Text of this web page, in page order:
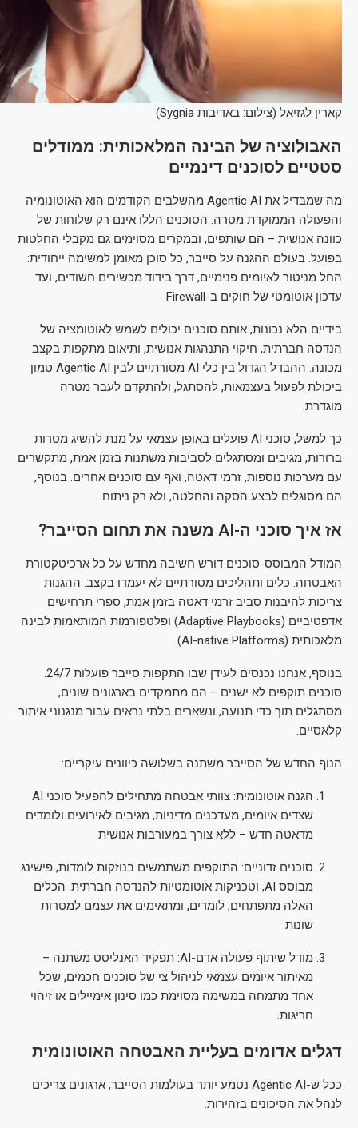
קארין לגזיאל (צילום: באדיבות Sygnia)
האבולוציה של הבינה המלאכותית: ממודלים
סטטיים לסוכנים דינמיים
מה שמבדיל את Agentic AI מהשלבים הקודמים הוא האוטונומיה
והפעולה הממוקדת מטרה. הסוכנים הללו אינם רק שלוחות של
כוונה אנושית – הם שותפים, ובמקרים מסוימים גם מקבלי החלטות
בפועל. בעולם ההגנה על סייבר, כל סוכן מאומן למשימה ייחודית:
החל מניטור לאיומים פנימיים, דרך בידוד מכשירים חשודים, ועד
עדכון אוטומטי של חוקים ב-Firewall.
בידיים הלא נכונות, אותם סוכנים יכולים לשמש לאוטומציה של
הנדסה חברתית, חיקוי התנהגות אנושית, ותיאום מתקפות בקצב
מכונה. ההבדל הגדול בין כלי AI מסורתיים לבין Agentic AI טמון
ביכולת לפעול בעצמאות, להסתגל, ולהתקדם לעבר מטרה
מוגדרת.
כך למשל, סוכני AI פועלים באופן עצמאי על מנת להשיג מטרות
ברורות, מגיבים ומסתגלים לסביבות משתנות בזמן אמת, מתקשרים
עם מערכות נוספות, זרמי דאטה, ואף עם סוכנים אחרים. בנוסף,
הם מסוגלים לבצע הסקה והחלטה, ולא רק ניתוח.
אז איך סוכני ה-AI משנה את תחום הסייבר?
המודל המבוסס-סוכנים דורש חשיבה מחדש על כל ארכיטקטורת
האבטחה. כלים ותהליכים מסורתיים לא יעמדו בקצב. ההגנות
צריכות להיבנות סביב זרמי דאטה בזמן אמת, ספרי תרחישים
אדפטיביים (Adaptive Playbooks) ופלטפורמות המותאמות לבינה
מלאכותית (AI-native Platforms).
בנוסף, אנחנו נכנסים לעידן שבו התקפות סייבר פועלות 24/7.
סוכנים תוקפים לא ישנים – הם מתמקדים בארגונים שונים,
מסתגלים תוך כדי תנועה, ונשארים בלתי נראים עבור מנגנוני איתור
קלאסיים.
הנוף החדש של הסייבר משתנה בשלושה כיוונים עיקריים:
הגנה אוטונומית: צוותי אבטחה מתחילים להפעיל סוכני AI
שצדים איומים, מעדכנים מדיניות, מגיבים לאירועים ולומדים
מדאטה חדש – ללא צורך במעורבות אנושית.
סוכנים זדוניים: התוקפים משתמשים בנוזקות לומדות, פישינג
מבוסס AI, וטכניקות אוטומטיות להנדסה חברתית. הכלים
האלה מתפתחים, לומדים, ומתאימים את עצמם למטרות
שונות.
מודל שיתוף פעולה אדם-AI: תפקיד האנליסט משתנה –
מאיתור איומים עצמאי לניהול צי של סוכנים חכמים, שכל
אחד מתמחה במשימה מסוימת כמו סינון אימיילים או זיהוי
חריגות.
דגלים אדומים בעליית האבטחה האוטונומית
ככל ש-Agentic AI נטמע יותר בעולמות הסייבר, ארגונים צריכים
לנהל את הסיכונים בזהירות: